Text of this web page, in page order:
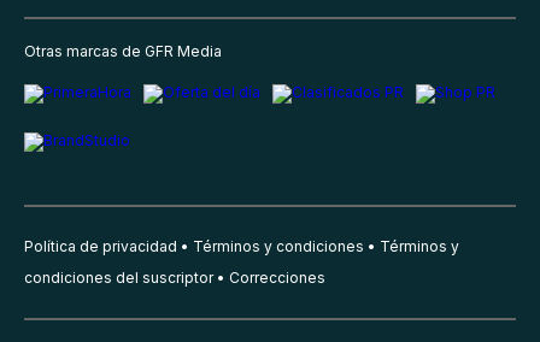
Otras marcas de GFR Media
Política de privacidad Términos y condiciones
Términos y
condiciones del suscriptor
Correcciones